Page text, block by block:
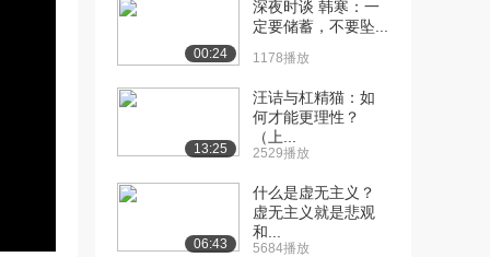
00:24
深夜时谈 韩寒：一
定要储蓄，不要坠...
1178播放
13:25
汪诘与杠精猫：如
何才能更理性？
（上...
2529播放
06:43
什么是虚无主义？
虚无主义就是悲观
和...
5684播放